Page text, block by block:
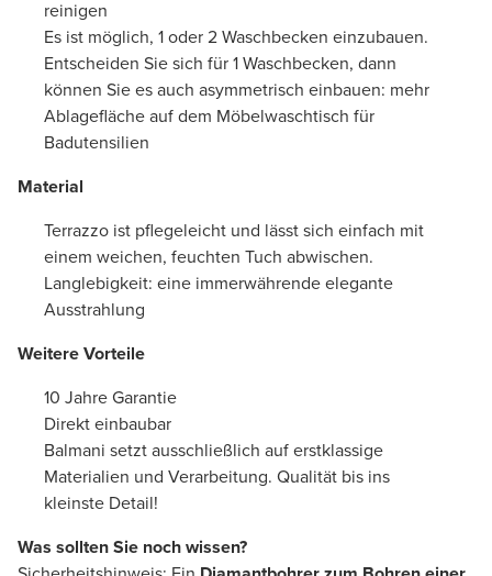
reinigen
Es ist möglich, 1 oder 2 Waschbecken einzubauen.
Entscheiden Sie sich für 1 Waschbecken, dann
können Sie es auch asymmetrisch einbauen: mehr
Ablagefläche auf dem Möbelwaschtisch für
Badutensilien
Material
Terrazzo ist pflegeleicht und lässt sich einfach mit
einem weichen, feuchten Tuch abwischen.
Langlebigkeit: eine immerwährende elegante
Ausstrahlung
Weitere Vorteile
10 Jahre Garantie
Direkt einbaubar
Balmani setzt ausschließlich auf erstklassige
Materialien und Verarbeitung. Qualität bis ins
kleinste Detail!
Was sollten Sie noch wissen?